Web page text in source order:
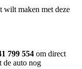
wilt maken met deze
799 554 om direct
de auto nog